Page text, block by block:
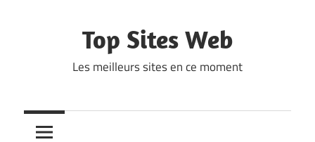
Top Sites Web
Les meilleurs sites en ce moment